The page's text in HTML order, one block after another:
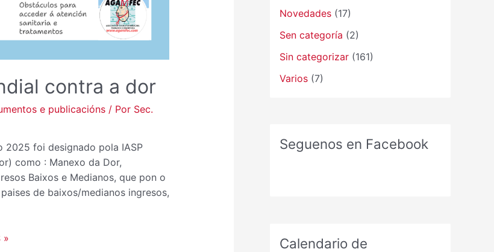
contra a dor
e publicacións/ Por Sec.
2025 foi designado pola IASP
como : Manexo da Dor,
Baixos e Medianos, que pon o
de baixos/medianos ingresos,
»
Novedades (17)
Sen categoría (2)
Sin categorizar (161)
Varios (7)
Seguenos en Facebook
Calendario de